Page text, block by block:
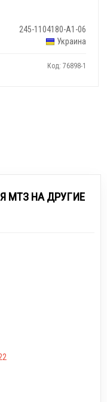
245-1104180-А1-06
Украина
Код: 76898-1
МТЗ НА ДРУГИЕ